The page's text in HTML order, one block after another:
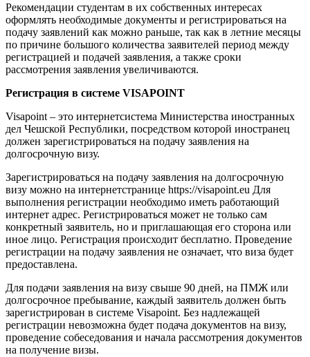
Рекомендации студентам в их собственных интересах
оформлять необходимые документы и регистрироваться на
подачу заявлений как можно раньше, так как в летние месяцы
по причине большого количества заявителей период между
регистрацией и подачей заявления, а также сроки
рассмотрения заявления увеличиваются.
Регистрация в системе VISAPOINT
Visapoint – это интернетсистема Министерства иностранных
дел Чешской Республики, посредством которой иностранец
должен зарегистрироваться на подачу заявления на
долгосрочную визу.
Зарегистрироваться на подачу заявления на долгосрочную
визу можно на интернетстранице https://visapoint.eu Для
выполнения регистрации необходимо иметь работающий
интернет адрес. Регистрироваться может не только сам
конкретный заявитель, но и приглашающая его сторона или
иное лицо. Регистрация происходит бесплатно. Проведение
регистрации на подачу заявления не означает, что виза будет
предоставлена.
Для подачи заявления на визу свыше 90 дней, на ПМЖ или
долгосрочное пребывание, каждый заявитель должен быть
зарегистрирован в системе Visapoint. Без надлежащей
регистрации невозможна будет подача документов на визу,
проведение собеседования и начала рассмотрения документов
на получение визы.